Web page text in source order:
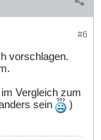
#6
vorschlagen.
Vergleich zum
sein
)